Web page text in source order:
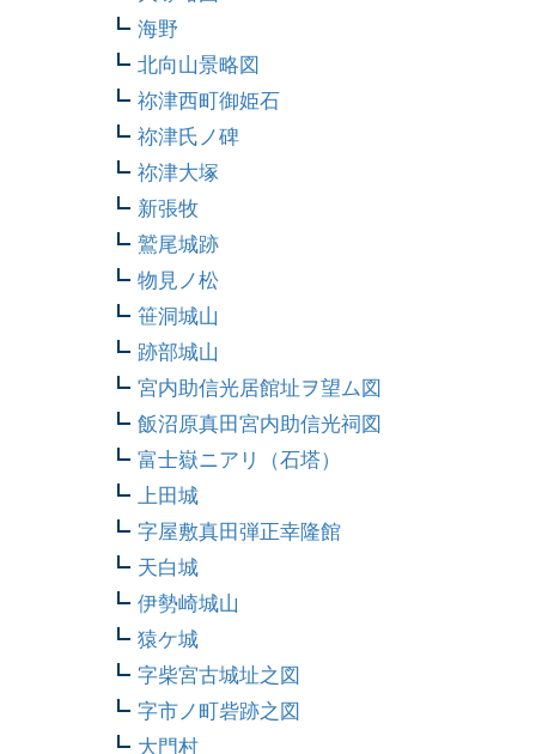
海野
北向山景略図
祢津西町御姫石
祢津氏ノ碑
祢津大塚
新張牧
鷲尾城跡
物見ノ松
笹洞城山
跡部城山
宮内助信光居館址ヲ望ム図
飯沼原真田宮内助信光祠図
富士嶽ニアリ（石塔）
上田城
字屋敷真田弾正幸隆館
天白城
伊勢崎城山
猿ケ城
字柴宮古城址之図
字市ノ町砦跡之図
大門村